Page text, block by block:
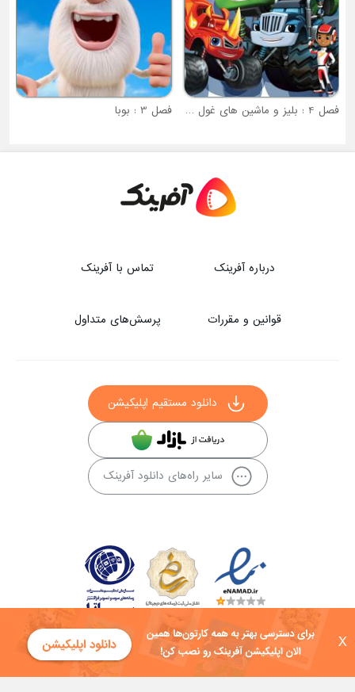
X
فصل 4 : بلیز و ماشین های غول پیکر فصل 3 : بوبا
درباره آفرینک تماس با آفرینک
قوانین و مقررات پرسش‌های متداول
دانلود مستقیم اپلیکیشن
سایر راه‌های دانلود آفرینک
کلیه حقوق این سایت به شرکت توسعه فناوی هفت آسمان توکان تعلق دارد و